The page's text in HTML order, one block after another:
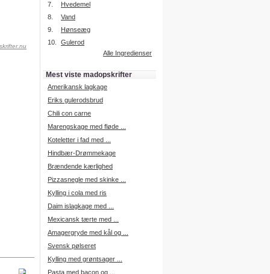
Intelligent søgning
Få foreslået opskrifter.
Prøv vores nye "Foreslå
Læs mere her.
Vi har nu oprettet et mad forum,
hvor i kan dele jeres erfaringer.
Log på med dine oplysninger fra
Madopskrifter.nu.
Gå til forum
Indkøbsliste på SMS
på SMS.
For at benytte SMS funktionen,
7.
Hvedemel
8.
Vand
9.
Hønseæg
10.
Gulerod
Alle Ingredienser
Mest viste madopskrifter
Amerikansk lagkage
Eriks gulerodsbrud
Chili con carne
Marengskage med fløde ...
Koteletter i fad med ...
Hindbær-Drømmekage
Brændende kærlighed
Pizzasnegle med skinke ...
Kylling i cola med ris
Daim islagkage med ...
Mexicansk tærte med ...
Amagergryde med kål og ...
Svensk pølseret
Kylling med grøntsager ...
Pasta med bacon og ...